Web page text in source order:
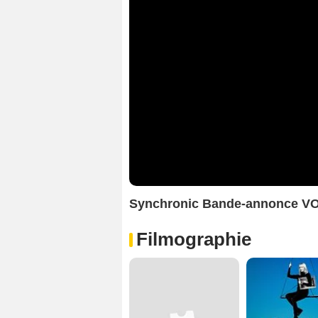
Synchronic Bande-annonce
Filmographie